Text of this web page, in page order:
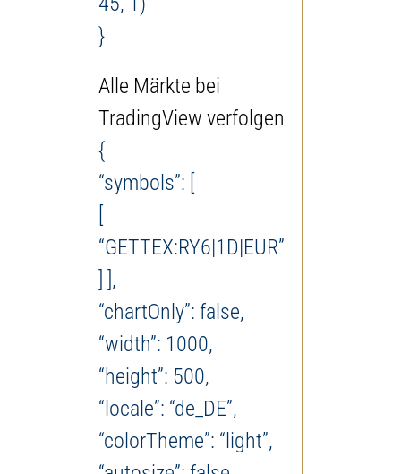
}
Alle Märkte bei
TradingView verfolgen
{
“symbols”: [
“GETTEX:RY6|1D|EUR”
] ],
“chartOnly”: false,
“width”: 1000,
“height”: 500,
“locale”: “de_DE”,
“colorTheme”: “light”,